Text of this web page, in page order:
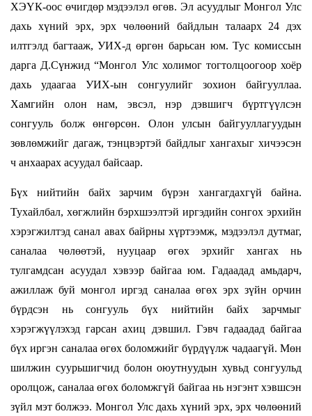
ХЭҮК-оос өчигдөр мэдээлэл өгөв. Эл асуудлыг Монгол Улс
дахь хүний эрх, эрх чөлөөний байдлын талаарх 24 дэх
илтгэлд багтааж, УИХ-д өргөн барьсан юм. Тус комиссын
дарга Д.Сүнжид “Монгол Улс холимог тогтолцоогоор хоёр
дахь удаагаа УИХ-ын сонгуулийг зохион байгууллаа.
Хамгийн олон нам, эвсэл, нэр дэвшигч бүртгүүлсэн
сонгууль болж өнгөрсөн. Олон улсын байгууллагуудын
зөвлөмжийг дагаж, тэнцвэртэй байдлыг хангахыг хичээсэн
ч анхаарах асуудал байсаар.
Бүх нийтийн байх зарчим бүрэн хангагдахгүй байна.
Тухайлбал, хөгжлийн бэрхшээлтэй иргэдийн сонгох эрхийн
хэрэгжилтэд санал авах байрны хүртээмж, мэдээлэл дутмаг,
саналаа чөлөөтэй, нууцаар өгөх эрхийг хангах нь
тулгамдсан асуудал хэвээр байгаа юм. Гадаадад амьдарч,
ажиллаж буй монгол иргэд саналаа өгөх эрх зүйн орчин
бүрдсэн нь сонгууль бүх нийтийн байх зарчмыг
хэрэгжүүлэхэд гарсан ахиц дэвшил. Гэвч гадаадад байгаа
бүх иргэн саналаа өгөх боломжийг бүрдүүлж чадаагүй. Мөн
шилжин суурьшигчид болон оюутнуудын хувьд сонгуульд
оролцож, саналаа өгөх боломжгүй байгаа нь нэгэнт хэвшсэн
зүйл мэт болжээ. Монгол Улс дахь хүний эрх, эрх чөлөөний